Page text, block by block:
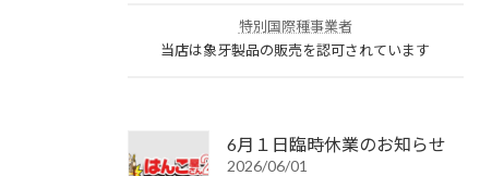
特別国際種事業者
当店は象牙製品の販売を認可されています
6月１日臨時休業のお知らせ
2026/06/01